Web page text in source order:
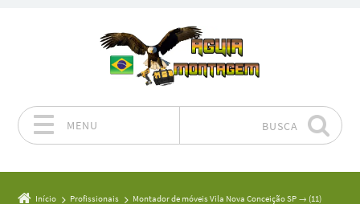
MENU BUSCA
Início Profissionais
Montador de móveis Vila Nova Conceição SP → (11)